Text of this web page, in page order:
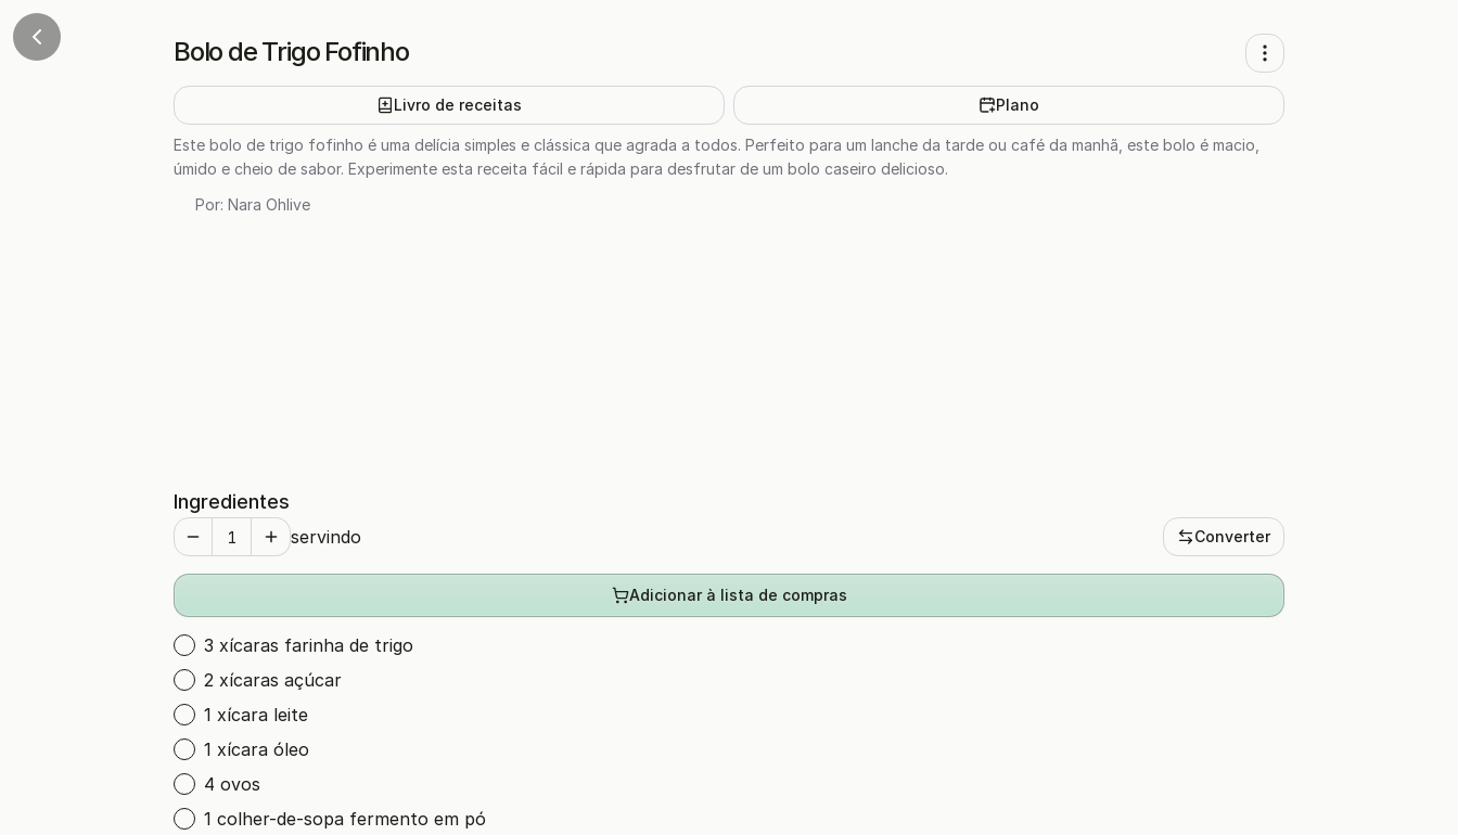
Bolo de Trigo Fofinho
Livro de receitas Plano
Este bolo de trigo fofinho é uma delícia simples e clássica que agrada a todos. Perfeito para um lanche da tarde ou café da manhã, este bolo é macio,
úmido e cheio de sabor. Experimente esta receita fácil e rápida para desfrutar de um bolo caseiro delicioso.
Por: Nara Ohlive
Ingredientes
servindo Converter
Adicionar à lista de compras
3 xícaras farinha de trigo
2 xícaras açúcar
1 xícara leite
1 xícara óleo
4 ovos
1 colher-de-sopa fermento em pó